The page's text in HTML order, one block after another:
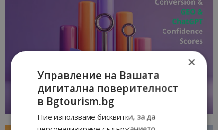
×
Управление на Вашата
дигитална поверителност
в Bgtourism.bg
Ние използваме бисквитки, за да